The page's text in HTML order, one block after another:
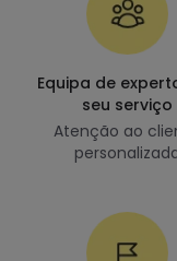
Equipa de
seu serviço
Atenção ao